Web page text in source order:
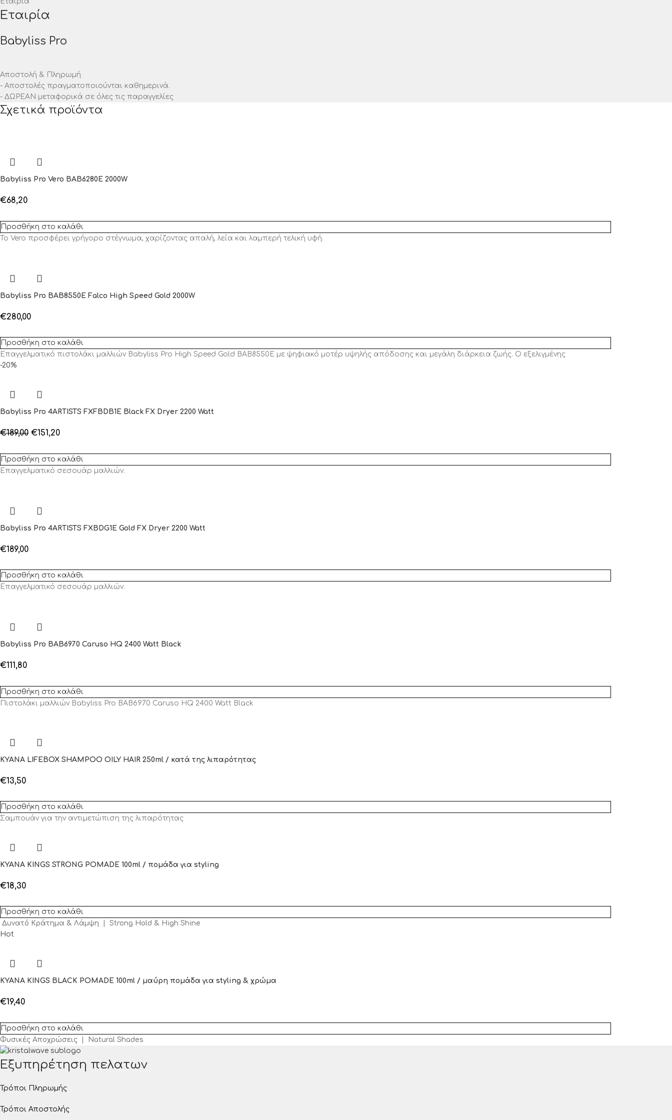
Εταιρία
Babyliss Pro
Αποστολή & Πληρωμή
- Αποστολές πραγματοποιούνται καθημερινά.
- ΔΩΡΕΑΝ μεταφορικά σε όλες τις παραγγελίες
Σχετικά προϊόντα
Babyliss Pro Vero BAB6280Ε 2000W
€68,20
Προσθήκη στο καλάθι
Το Vero προσφέρει γρήγορο στέγνωμα, χαρίζοντας απαλή, λεία και λαμπερή τελική υφή.
Babyliss Pro BAB8550E Falco High Speed Gold 2000W
€280,00
Προσθήκη στο καλάθι
Επαγγελματικό πιστολάκι μαλλιών Babyliss Pro High Speed Gold BAB8550E με ψηφιακό μοτέρ υψηλής απόδοσης και μεγάλη διάρκεια ζωής. Ο εξελιγμένης
-20%
Babyliss Pro 4ARTISTS FXFBDB1E Black FX Dryer 2200 Watt
€189,00 €151,20
Προσθήκη στο καλάθι
Eπαγγελματικό σεσουάρ μαλλιών.
Babyliss Pro 4ARTISTS FXBDG1E Gold FX Dryer 2200 Watt
€189,00
Προσθήκη στο καλάθι
Eπαγγελματικό σεσουάρ μαλλιών.
Babyliss Pro BAB6970 Caruso HQ 2400 Watt Black
€111,80
Προσθήκη στο καλάθι
Πιστολάκι μαλλιών Babyliss Pro BAB6970 Caruso HQ 2400 Watt Black
KYANA LIFEBOX SHAMPOO OILY HAIR 250ml / κατά της λιπαρότητας
€13,50
Προσθήκη στο καλάθι
Σαμπουάν για την αντιμετώπιση της λιπαρότητας
KYANA KINGS STRONG POMADE 100ml / πομάδα για styling
€18,30
Προσθήκη στο καλάθι
Δυνατό Κράτημα & Λάμψη | Strong Hold & High Shine
Hot
KYANA KINGS BLACK POMADE 100ml / μαύρη πομάδα για styling & χρώμα
€19,40
Προσθήκη στο καλάθι
Φυσικές Αποχρώσεις | Natural Shades
Εξυπηρέτηση πελατων
Τρόποι Πληρωμής
Τρόποι Αποστολής